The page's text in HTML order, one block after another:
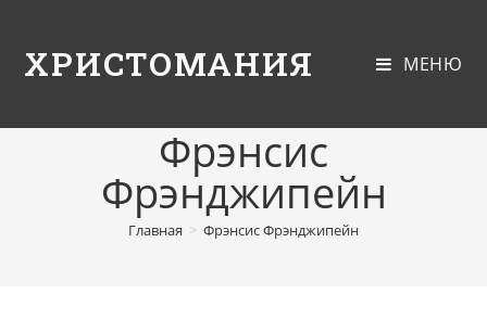
ХРИСТОМАНИЯ МЕНЮ
Фрэнсис
Фрэнджипейн
Главная > Фрэнсис Фрэнджипейн